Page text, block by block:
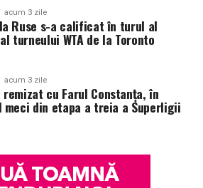
acum 3 zile
Ruse s-a calificat în turul al
turneului WTA de la Toronto
acum 3 zile
remizat cu Farul Constanța, în
meci din etapa a treia a Superligii